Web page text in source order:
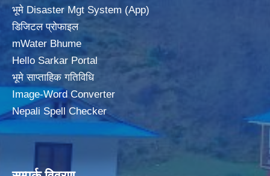
भूमे Disaster Mgt System (App)
डिजिटल प्रोफाइल
mWater Bhume
Hello Sarkar Portal
भूमे साप्ताहिक गतिविधि
Image-Word Converter
Nepali Spell Checker